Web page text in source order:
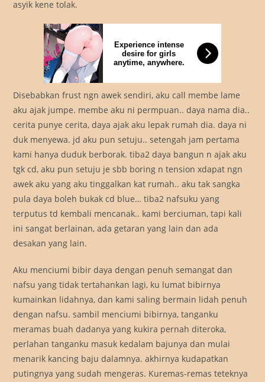
asyik kene tolak.
Experience intense
desire for girls
anytime, anywhere.
Disebabkan frust ngn awek sendiri, aku call membe lame
aku ajak jumpe. membe aku ni permpuan.. daya nama dia..
cerita punye cerita, daya ajak aku lepak rumah dia. daya ni
duk menyewa. jd aku pun setuju.. setengah jam pertama
kami hanya duduk berborak. tiba2 daya bangun n ajak aku
tgk cd, aku pun setuju je sbb boring n tension xdapat ngn
awek aku yang aku tinggalkan kat rumah.. aku tak sangka
pula daya boleh bukak cd blue… tiba2 nafsuku yang
terputus td kembali mencanak.. kami berciuman, tapi kali
ini sangat berlainan, ada getaran yang lain dan ada
desakan yang lain.
Aku menciumi bibir daya dengan penuh semangat dan
nafsu yang tidak tertahankan lagi, ku lumat bibirnya
kumainkan lidahnya, dan kami saling bermain lidah penuh
dengan nafsu. sambil menciumi bibirnya, tanganku
meramas buah dadanya yang kukira pernah diteroka,
perlahan tanganku masuk kedalam bajunya dan mulai
menarik kancing baju dalamnya. akhirnya kudapatkan
putingnya yang sudah mengeras. Kuremas-remas teteknya